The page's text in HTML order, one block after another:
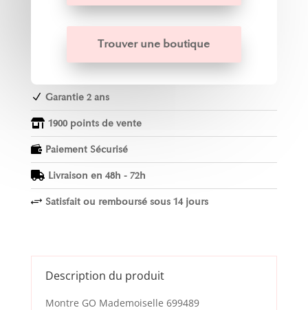
Trouver une boutique
N Garantie 2 ans
 1900 points de vente
 Paiement Sécurisé
 Livraison en 48h - 72h
+ Satisfait ou remboursé sous 14 jours
Description du produit
Montre GO Mademoiselle 699489